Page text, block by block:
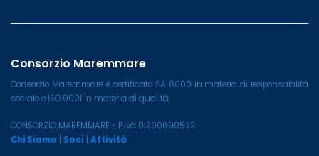
Consorzio Maremmare
Consorzio Maremmare è certificato SA 8000 in materia di responsabilità
sociale e ISO 9001 in materia di qualità.
CONSORZIO MAREMMARE - P.Iva 01300690532
Chi Siamo
Soci Attività